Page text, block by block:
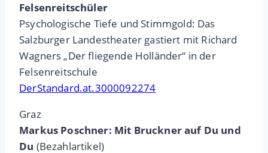
Felsenreitschüler
Psychologische Tiefe und Stimmgold: Das
Salzburger Landestheater gastiert mit Richard
Wagners „Der fliegende Holländer“ in der
Felsenreitschule
DerStandard.at.3000092274
Graz
Markus Poschner: Mit Bruckner auf Du und
Du (Bezahlartikel)